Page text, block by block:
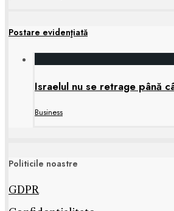
Postare evidenţiată
Israelul nu se retrage până
Business
Politicile noastre
GDPR